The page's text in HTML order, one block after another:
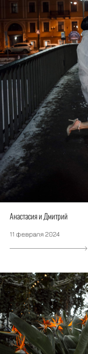
Анастасия и Дмитрий
11 февраля 2024